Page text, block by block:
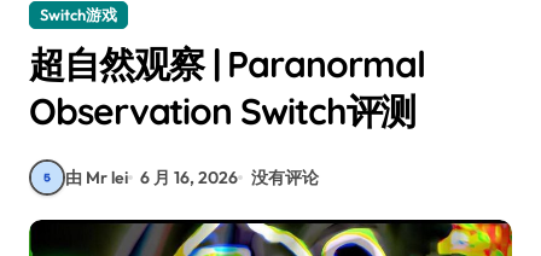
Switch游戏
超自然观察 | Paranormal
Observation Switch评测
由 Mr lei 6 月 16, 2026 没有评论